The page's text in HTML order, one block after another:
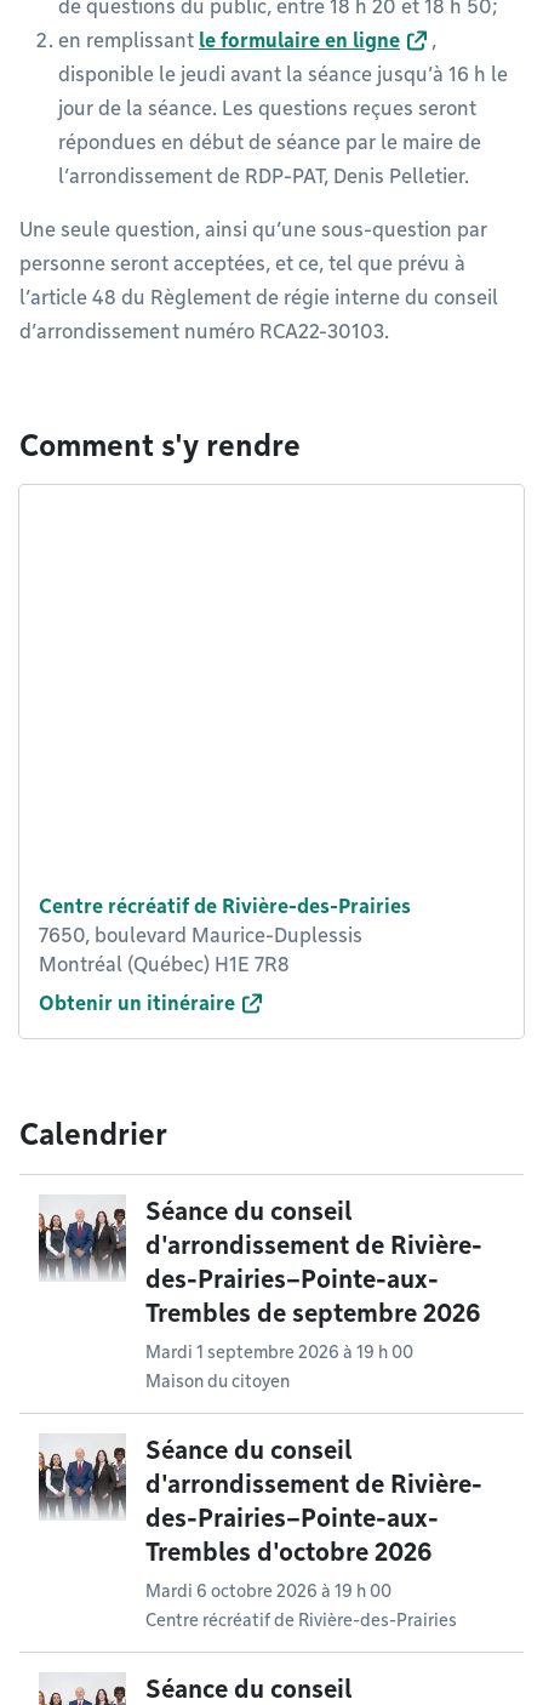
de questions du public, entre 18 h 20 et 18 h 50;
en remplissant le formulaire en ligne
,
disponible le jeudi avant la séance jusqu’à 16 h le
jour de la séance. Les questions reçues seront
répondues en début de séance par le maire de
l’arrondissement de RDP-PAT, Denis Pelletier.
Une seule question, ainsi qu’une sous-question par
personne seront acceptées, et ce, tel que prévu à
l’article 48 du Règlement de régie interne du conseil
d’arrondissement numéro RCA22-30103.
Comment s'y rendre
Centre récréatif de Rivière-des-Prairies
7650, boulevard Maurice-Duplessis
Montréal (Québec) H1E 7R8
Obtenir un itinéraire
Calendrier
Séance du conseil
d'arrondissement de Rivière-
des-Prairies–Pointe-aux-
Trembles de septembre 2026
Mardi 1 septembre 2026 à 19 h 00
Maison du citoyen
Séance du conseil
d'arrondissement de Rivière-
des-Prairies–Pointe-aux-
Trembles d'octobre 2026
Mardi 6 octobre 2026 à 19 h 00
Centre récréatif de Rivière-des-Prairies
Séance du conseil